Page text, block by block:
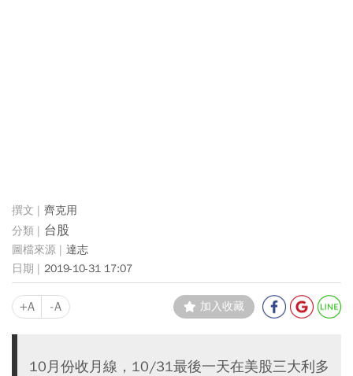
齊克用
台股
達志
2019-10-31 17:07
+A -A 加入收藏
10月份收月線，10/31最後一天在美股三大利多